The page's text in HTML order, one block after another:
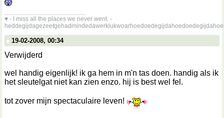
♥ - I miss all the places we never went. -
19-02-2008, 00:34
Verwijderd
wel handig eigenlijk! ik ga hem in m'n tas doen. handig als ik
het sleutelgat niet kan zien enzo. hij is best wel fel.
tot zover mijn spectaculaire leven!